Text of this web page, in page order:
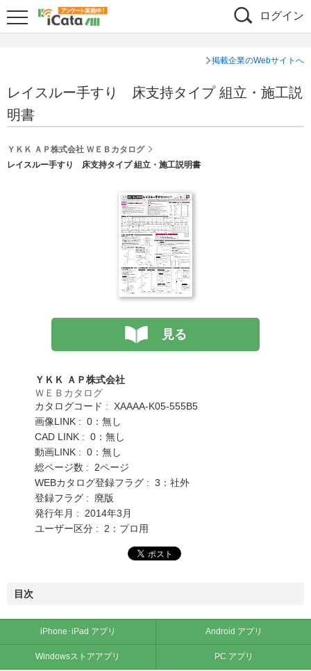
ログイン
掲載企業のWebサイトへ
レイスルー手すり 床支持タイプ 組立・施工説
明書
ＹＫＫ ＡＰ株式会社 ＷＥＢカタログ
レイスルー手すり 床支持タイプ 組立・施工説明書
見る
ＹＫＫ ＡＰ株式会社
ＷＥＢカタログ
カタログコード : XAAAA-K05-555B5
画像LINK : 0：無し
CAD LINK : 0：無し
動画LINK : 0：無し
総ページ数 : 2ページ
WEBカタログ登録フラグ : 3：社外
登録フラグ : 廃版
発行年月 : 2014年3月
ユーザー区分 : 2：プロ用
目次
iPhone･iPad アプリ Android アプリ
Windowsストアアプリ PC アプリ